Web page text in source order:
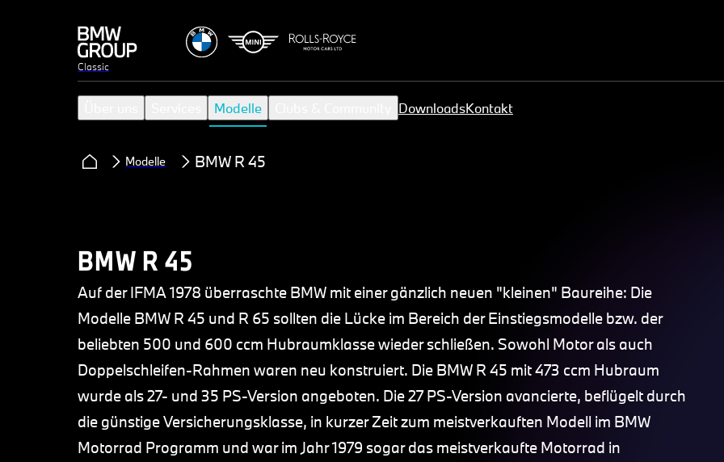
Classic
Modelle DownloadsKontakt
Modelle BMW R 45
BMW R 45
Auf der IFMA 1978 überraschte BMW mit einer gänzlich neuen "kleinen" Baureihe: Die
Modelle BMW R 45 und R 65 sollten die Lücke im Bereich der Einstiegsmodelle bzw. der
beliebten 500 und 600 ccm Hubraumklasse wieder schließen. Sowohl Motor als auch
Doppelschleifen-Rahmen waren neu konstruiert. Die BMW R 45 mit 473 ccm Hubraum
wurde als 27- und 35 PS-Version angeboten. Die 27 PS-Version avancierte, beflügelt durch
die günstige Versicherungsklasse, in kurzer Zeit zum meistverkauften Modell im BMW
Motorrad Programm und war im Jahr 1979 sogar das meistverkaufte Motorrad in